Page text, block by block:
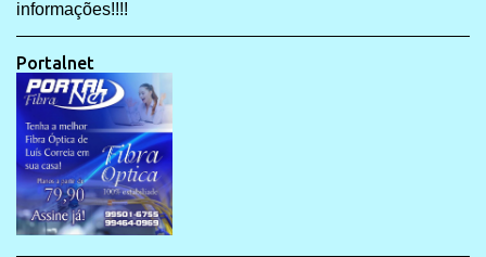
informações!!!!
Portalnet